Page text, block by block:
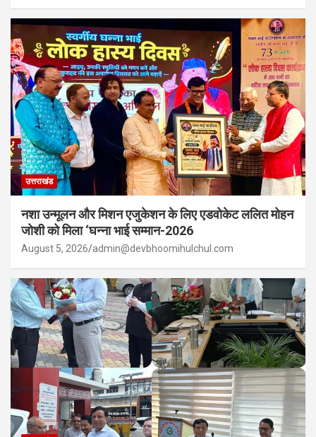
उत्तराखंड
नशा उन्मूलन और मिशन एजुकेशन के लिए एडवोकेट ललित मोहन
जोशी को मिला ‘घन्ना भाई सम्मान-2026
August 5, 2026 admin@devbhoomihulchul.com